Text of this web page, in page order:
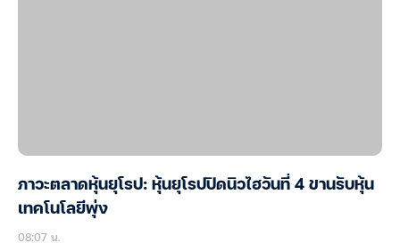
ภาวะตลาดหุ้นยุโรป: หุ้นยุโรปปิดนิวไฮวันที่ 4 ขานรับหุ้น
เทคโนโลยีพุ่ง
08:07 น.